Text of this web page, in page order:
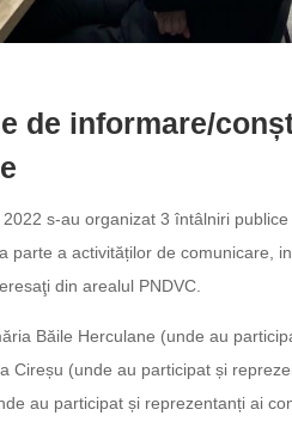
de informare/
s-au organizat 3 întâlniri publice
parte a activităților de comunicare,
din arealul PNDVC.
Băile Herculane (unde au
Cireșu (unde au participat și
au participat și reprezentanți ai